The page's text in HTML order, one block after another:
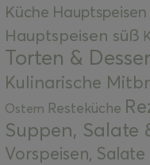
Küche Hauptspeisen
Hauptspeisen süß
Torten &
Kulinarische
Ostern Resteküche
Suppen, Salate
Vorspeisen,